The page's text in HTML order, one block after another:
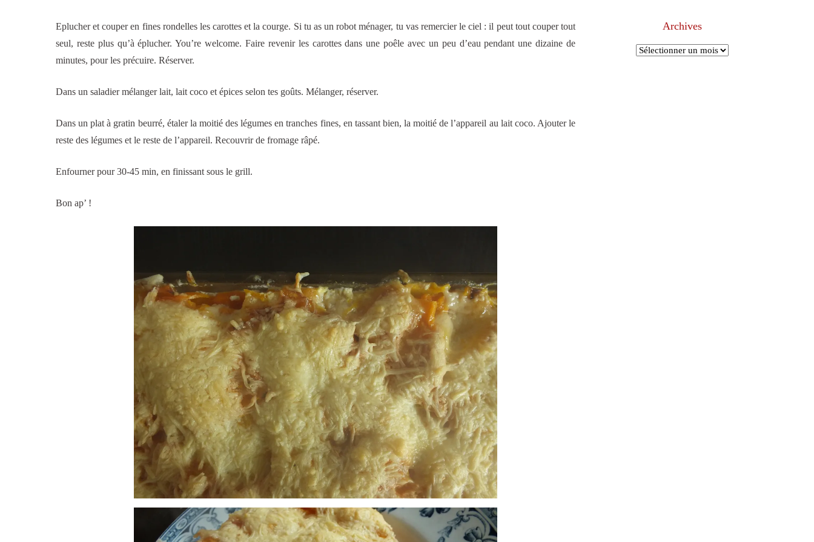
Eplucher et couper en fines rondelles les carottes et la courge. Si tu as un robot ménager, tu vas remercier le ciel : il peut tout couper tout
seul, reste plus qu’à éplucher. You’re welcome. Faire revenir les carottes dans une poêle avec un peu d’eau pendant une dizaine de
minutes, pour les précuire. Réserver.
Dans un saladier mélanger lait, lait coco et épices selon tes goûts. Mélanger, réserver.
Dans un plat à gratin beurré, étaler la moitié des légumes en tranches fines, en tassant bien, la moitié de l’appareil au lait coco. Ajouter le
reste des légumes et le reste de l’appareil. Recouvrir de fromage râpé.
Enfourner pour 30-45 min, en finissant sous le grill.
Bon ap’ !
Archives
Archives